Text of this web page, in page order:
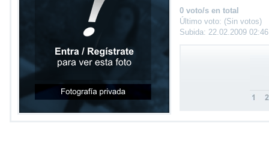
0 voto/s en total
Último voto: (Sin votos)
Subida: 22.02.2009